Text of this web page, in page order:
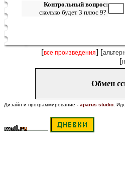
Контрольный вопрос:
сколько будет 3 плюс 9?
[все произведения] [
[
Обмен
Дизайн и программирование - aparus studio